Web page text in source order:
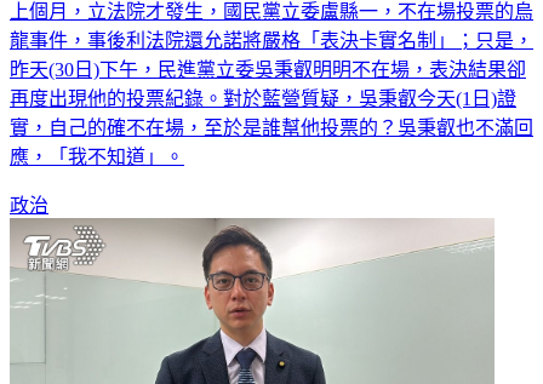
上個月，立法院才發生，國民黨立委盧縣一，不在場投票的烏
龍事件，事後利法院還允諾將嚴格「表決卡實名制」；只是，
昨天(30日)下午，民進黨立委吳秉叡明明不在場，表決結果卻
再度出現他的投票紀錄。對於藍營質疑，吳秉叡今天(1日)證
實，自己的確不在場，至於是誰幫他投票的？吳秉叡也不滿回
應，「我不知道」。
政治